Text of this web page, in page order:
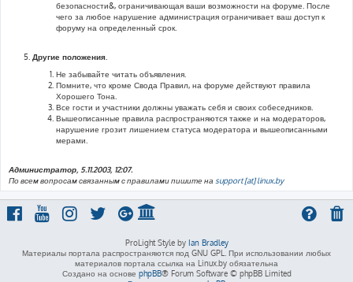
безопасности&, ограничивающая ваши возможности на форуме. После
чего за любое нарушение администрация ограничивает ваш доступ к
форуму на определенный срок.
Другие положения.
Не забывайте читать объявления.
Помните, что кроме Свода Правил, на форуме действуют правила
Хорошего Тона.
Все гости и участники должны уважать себя и своих собеседников.
Вышеописанные правила распространяются также и на модераторов,
нарушение грозит лишением статуса модератора и вышеописанными
мерами.
Администратор, 5.11.2003, 12:07.
По всем вопросам связанным с правилами пишите на support [at] linux.by
ProLight Style by Ian Bradley
Материалы портала распространяются под GNU GPL. При использовании любых
материалов портала ссылка на Linux.by обязательна
Создано на основе phpBB® Forum Software © phpBB Limited